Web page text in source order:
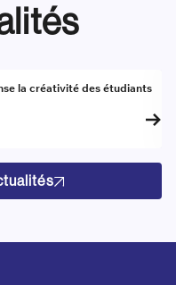
la créativité des étudiants